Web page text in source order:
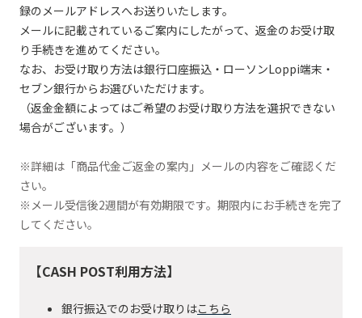
録のメールアドレスへお送りいたします。
メールに記載されているご案内にしたがって、返金のお受け取
り手続きを進めてください。
なお、お受け取り方法は銀行口座振込・ローソンLoppi端末・
セブン銀行からお選びいただけます。
（返金金額によってはご希望のお受け取り方法を選択できない
場合がございます。）
※詳細は「商品代金ご返金の案内」メールの内容をご確認くだ
さい。
※メール受信後2週間が有効期限です。期限内にお手続きを完了
してください。
【CASH POST利用方法】
銀行振込でのお受け取りはこちら